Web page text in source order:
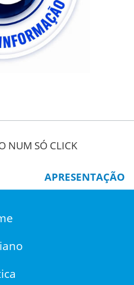
NUM SÓ CLICK
APRESENTAÇÃO